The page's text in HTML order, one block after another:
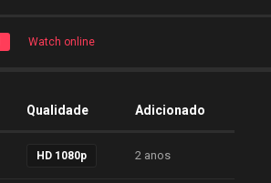
Watch online
Qualidade Adicionado
HD 1080p 2 anos